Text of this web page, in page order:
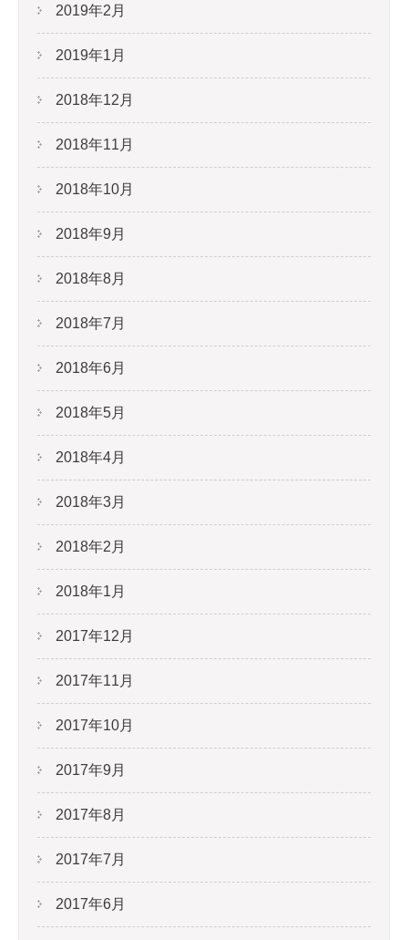
2019年2月
2019年1月
2018年12月
2018年11月
2018年10月
2018年9月
2018年8月
2018年7月
2018年6月
2018年5月
2018年4月
2018年3月
2018年2月
2018年1月
2017年12月
2017年11月
2017年10月
2017年9月
2017年8月
2017年7月
2017年6月